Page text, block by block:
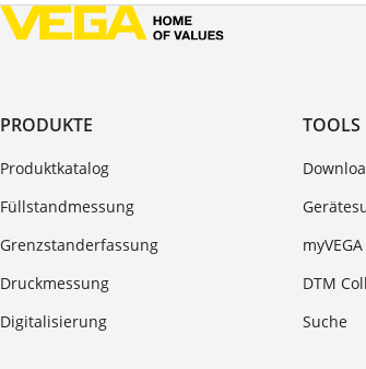
PRODUKTE
Produktkatalog
Füllstandmessung
Grenzstanderfassung
Druckmessung
Digitalisierung
TOOLS
myVEGA
DTM
Suche